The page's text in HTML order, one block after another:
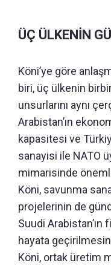
ÜÇ ÜLKENİN
Köni’ye göre
biri, üç ülkenin
unsurlarını aynı
Arabistan’ın
kapasitesi ve
sanayisi ile NATO
mimarisinde
Köni, savunma
projelerinin de
Suudi
hayata
Köni, ortak üretim